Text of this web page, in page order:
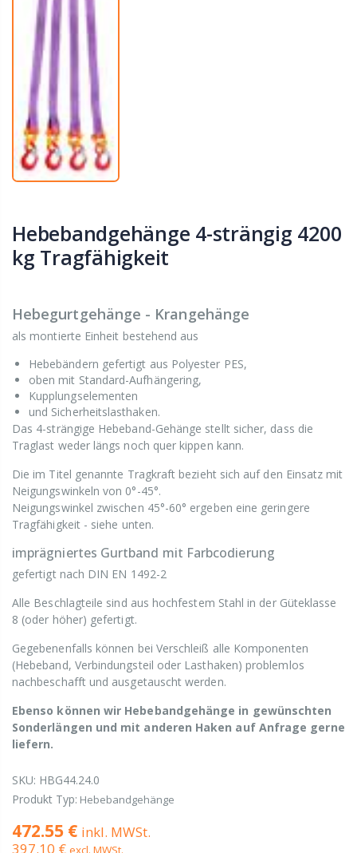
Hebebandgehänge 4-strängig 4200
kg Tragfähigkeit
Hebegurtgehänge - Krangehänge
als montierte Einheit bestehend aus
Hebebändern gefertigt aus Polyester PES,
oben mit Standard-Aufhängering,
Kupplungselementen
und Sicherheitslasthaken.
Das 4-strängige Hebeband-Gehänge stellt sicher, dass die
Traglast weder längs noch quer kippen kann.
Die im Titel genannte Tragkraft bezieht sich auf den Einsatz mit
Neigungswinkeln von 0°-45°.
Neigungswinkel zwischen 45°-60° ergeben eine geringere
Tragfähigkeit - siehe unten.
imprägniertes Gurtband mit Farbcodierung
gefertigt nach DIN EN 1492-2
Alle Beschlagteile sind aus hochfestem Stahl in der Güteklasse
8 (oder höher) gefertigt.
Gegebenenfalls können bei Verschleiß alle Komponenten
(Hebeband, Verbindungsteil oder Lasthaken) problemlos
nachbeschafft und ausgetauscht werden.
Ebenso können wir Hebebandgehänge in gewünschten
Sonderlängen und mit anderen Haken auf Anfrage gerne
liefern.
SKU: HBG44.24.0
Produkt Typ: Hebebandgehänge
472.55 € inkl. MWSt.
397.10 € excl. MWSt.